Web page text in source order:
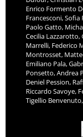
Enrico Formento
Francesconi,
Paolo Gatto,
Cecilia Lazzarotto,
Marrelli, Federico
Montrosset,
Emiliano Pala,
Ponsetto, Andrea
Deniel Pession,
Riccardo Savoye,
Tigellio